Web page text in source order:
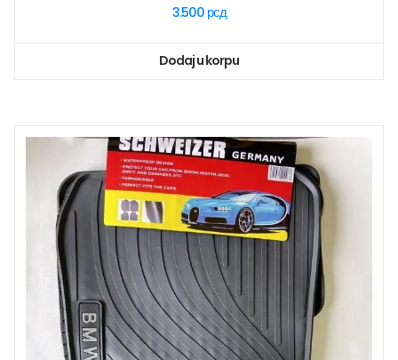
3.500 рсд
Dodaj u korpu